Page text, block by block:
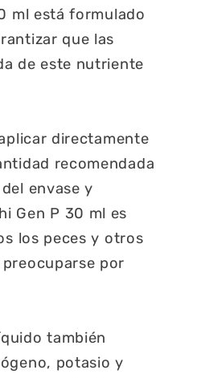
ml está formulado
que las
de este nutriente
directamente
recomendada
envase y
Gen P 30 ml es
los peces y otros
por
también
potasio y